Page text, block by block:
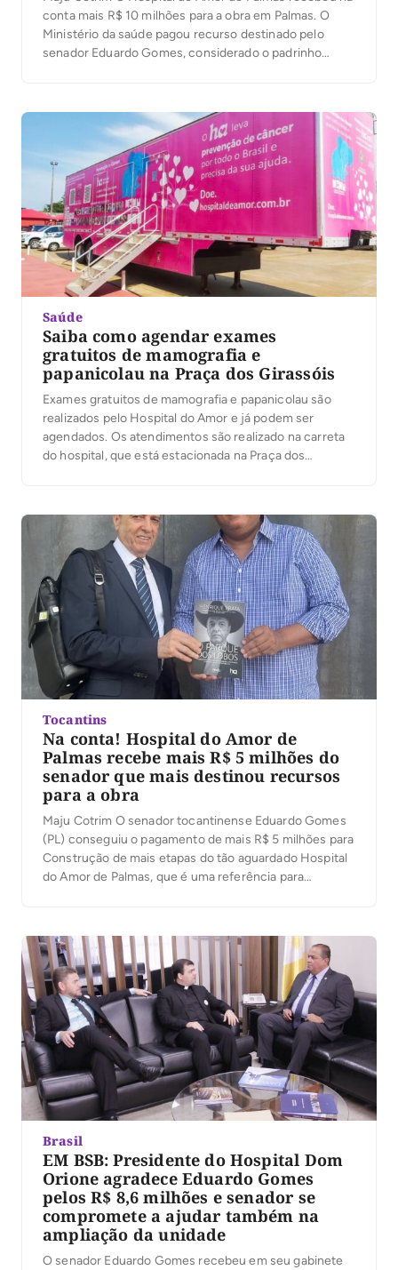
conta mais R$ 10 milhões para a obra em Palmas. O
Ministério da saúde pagou recurso destinado pelo
senador Eduardo Gomes, considerado o padrinho
Prata, Gomes […]
Saúde
Saiba como agendar exames
gratuitos de mamografia e
papanicolau na Praça dos Girassóis
Exames gratuitos de mamografia e papanicolau são
realizados pelo Hospital do Amor e já podem ser
agendados. Os atendimentos são realizado na carreta
do hospital, que está estacionada na Praça dos
feira (20). Os agendamentos podem ser feitos pelo
Whatsapp, no […]
Tocantins
Na conta! Hospital do Amor de
Palmas recebe mais R$ 5 milhões do
senador que mais destinou recursos
para a obra
Maju Cotrim O senador tocantinense Eduardo Gomes
(PL) conseguiu o pagamento de mais R$ 5 milhões para
Construção de mais etapas do tão aguardado Hospital
do Amor de Palmas, que é uma referência para
vai atender boa parte da […]
Brasil
EM BSB: Presidente do Hospital Dom
Orione agradece Eduardo Gomes
pelos R$ 8,6 milhões e senador se
compromete a ajudar também na
ampliação da unidade
O senador Eduardo Gomes recebeu em seu gabinete